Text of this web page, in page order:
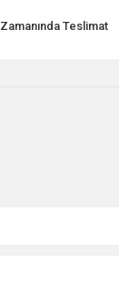
Zamanında Teslimat